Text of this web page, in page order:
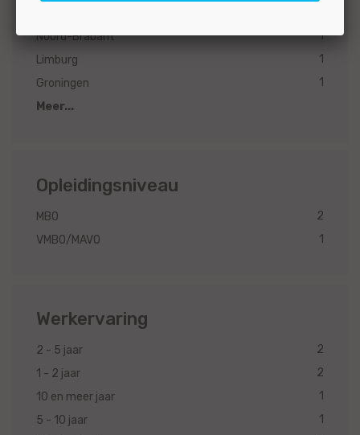
Noord-Brabant
1
Limburg
1
Groningen
1
Meer...
Opleidingsniveau
MBO
2
VMBO/MAVO
1
Werkervaring
2 - 5 jaar
2
1 - 2 jaar
2
10 en meer jaar
1
5 - 10 jaar
1